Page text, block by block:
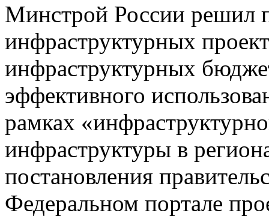
Минстрой России решил
инфраструктурных
инфраструктурных
эффективного
рамках
инфраструктуры в
постановления
Федеральном портале